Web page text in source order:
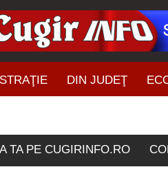
DIN JUDEŢ
TA PE CUGIRINFO.RO